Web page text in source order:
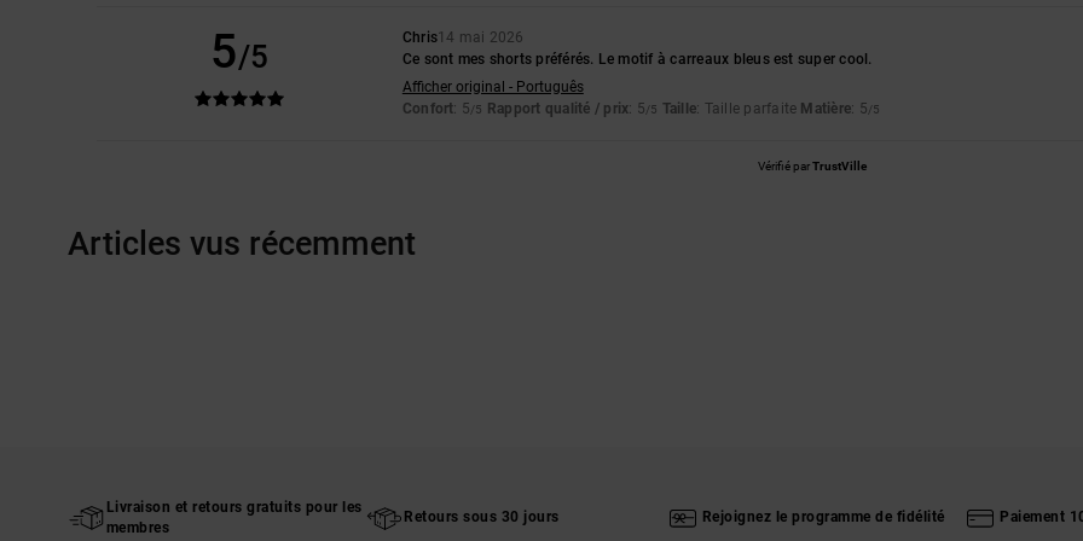
5/5
Chris14 mai 2026
Ce sont mes shorts préférés. Le motif à carreaux bleus est super cool.
Afficher original - Português
Confort: 5/5 Rapport qualité / prix: 5/5 Taille: Taille parfaite Matière: 5/5
Vérifié parTrustVille
Articles vus récemment
Livraison et retours gratuits pour les
membres
Retours sous 30 jours Rejoignez le programme de fidélité Paiement